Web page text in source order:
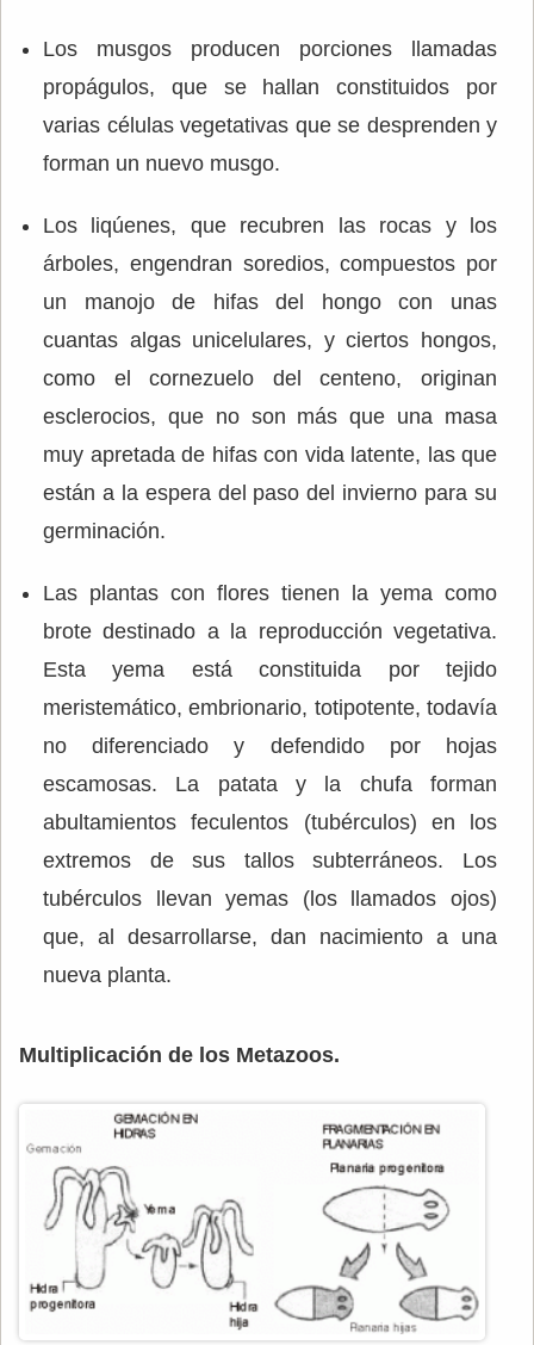
Los musgos producen porciones llamadas
propágulos, que se hallan constituidos por
varias células vegetativas que se desprenden y
forman un nuevo musgo.
Los liqúenes, que recubren las rocas y los
árboles, engendran soredios, compuestos por
un manojo de hifas del hongo con unas
cuantas algas unicelulares, y ciertos hongos,
como el cornezuelo del centeno, originan
esclerocios, que no son más que una masa
muy apretada de hifas con vida latente, las que
están a la espera del paso del invierno para su
germinación.
Las plantas con flores tienen la yema como
brote destinado a la reproducción vegetativa.
Esta yema está constituida por tejido
meristemático, embrionario, totipotente, todavía
no diferenciado y defendido por hojas
escamosas. La patata y la chufa forman
abultamientos feculentos (tubérculos) en los
extremos de sus tallos subterráneos. Los
tubérculos llevan yemas (los llamados ojos)
que, al desarrollarse, dan nacimiento a una
nueva planta.
Multiplicación de los Metazoos.